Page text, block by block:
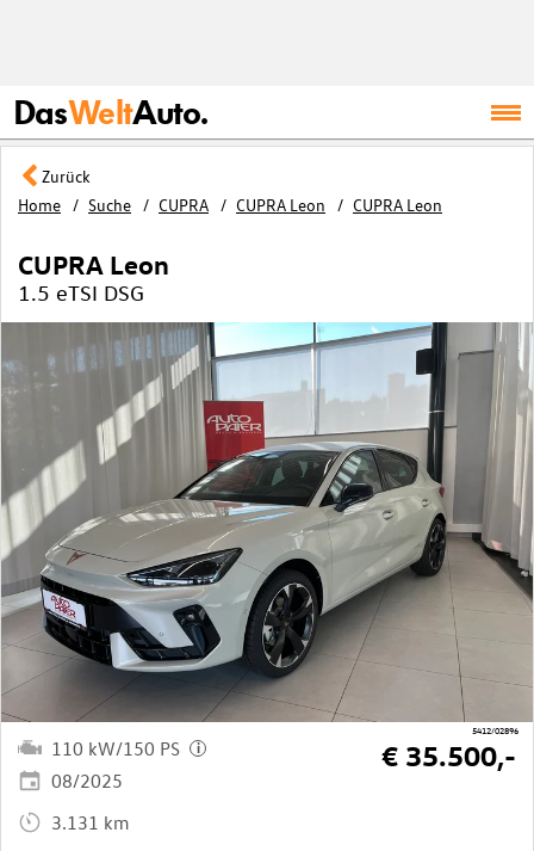
DasWeltAuto.
Zurück
Home
Suche CUPRA CUPRA Leon CUPRA Leon
5412/02896
CUPRA Leon
1.5 eTSI DSG
110 kW/150 PS i
08/2025
3.131 km
€ 35.500,-